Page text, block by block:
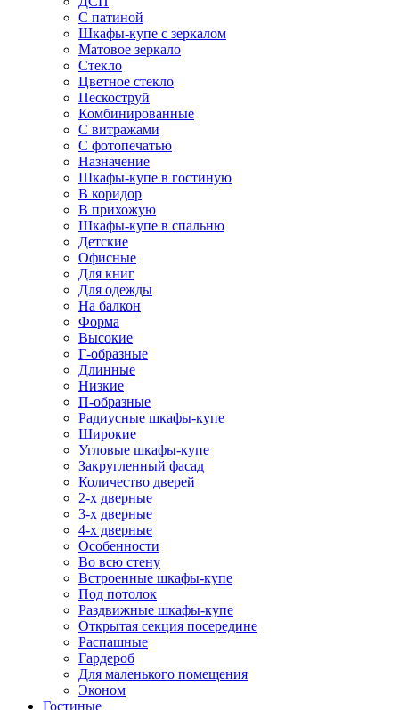
С патиной
Шкафы-купе с зеркалом
Матовое зеркало
Стекло
Цветное стекло
Пескоструй
Комбинированные
С витражами
С фотопечатью
Назначение
Шкафы-купе в гостиную
В коридор
В прихожую
Шкафы-купе в спальню
Детские
Офисные
Для книг
Для одежды
На балкон
Форма
Высокие
Г-образные
Длинные
Низкие
П-образные
Радиусные шкафы-купе
Широкие
Угловые шкафы-купе
Закругленный фасад
Количество дверей
2-х дверные
3-х дверные
4-х дверные
Особенности
Во всю стену
Встроенные шкафы-купе
Под потолок
Раздвижные шкафы-купе
Открытая секция посередине
Распашные
Гардероб
Для маленького помещения
Эконом
Гостиные